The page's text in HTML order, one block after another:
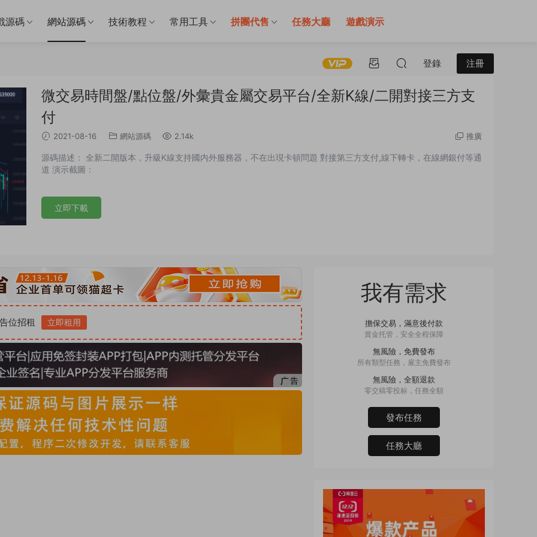
源碼 網站源碼 技術教程 常用工具 拼團代售 任務大廳 遊戲演示
登錄 注冊
微交易時間盤/點位盤/外彙貴金屬交易平台/全新K線/二開對接三方支
付
2021-08-16 網站源碼 2.14k 推廣
源碼描述： 全新二開版本，升級K線支持國内外服務器，不在出現卡頓問題 對接第三方支付,線下轉卡，在線網銀付等通
道 演示截圖：
立即下載
位招租 立即租用
我有需求
擔保交易，滿意後付款
賞金托管，安全全程保障
無風險，免費發布
所有類型任務，雇主免費發布
無風險，全額退款
零交稿零投标，任務全額
發布任務
任務大廳